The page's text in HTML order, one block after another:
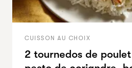
CUISSON AU CHOIX
2 tournedos de